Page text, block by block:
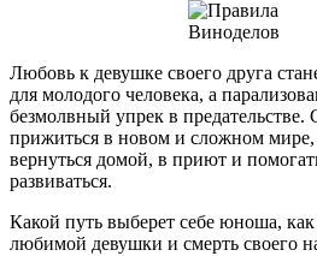
Любовь к девушке своего друга
для молодого человека, а
безмолвный упрек в
прижиться в новом и сложном
вернуться домой, в приют и
развиваться.
Какой путь выберет себе юноша,
любимой девушки и смерть своего